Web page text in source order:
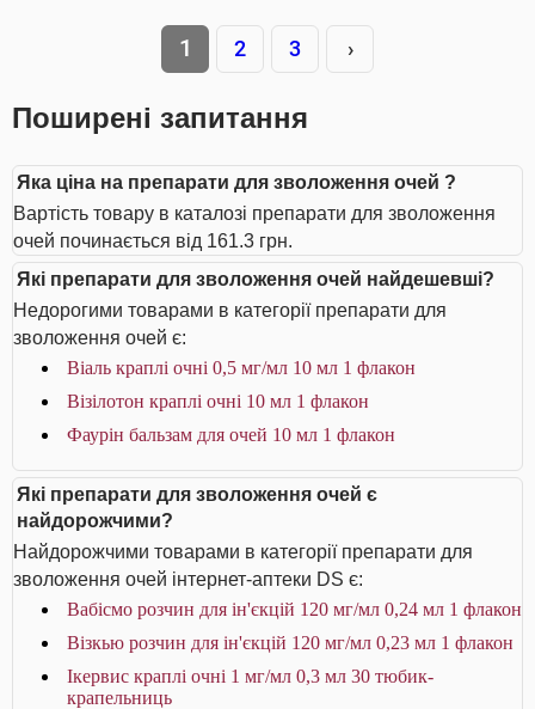
1 2 3 ›
Поширені запитання
Яка ціна на препарати для зволоження очей ?
Вартість товару в каталозі препарати для зволоження
очей починається від 161.3 грн.
Які препарати для зволоження очей найдешевші?
Недорогими товарами в категорії препарати для
зволоження очей є:
Віаль краплі очні 0,5 мг/мл 10 мл 1 флакон
Візілотон краплі очні 10 мл 1 флакон
Фаурін бальзам для очей 10 мл 1 флакон
Які препарати для зволоження очей є
найдорожчими?
Найдорожчими товарами в категорії препарати для
зволоження очей інтернет-аптеки DS є:
Вабісмо розчин для ін'єкцій 120 мг/мл 0,24 мл 1 флакон
Візкью розчин для ін'єкцій 120 мг/мл 0,23 мл 1 флакон
Ікервис краплі очні 1 мг/мл 0,3 мл 30 тюбик-
крапельниць